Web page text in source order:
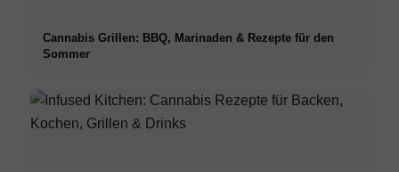
Cannabis Grillen: BBQ, Marinaden & Rezepte für den
Sommer